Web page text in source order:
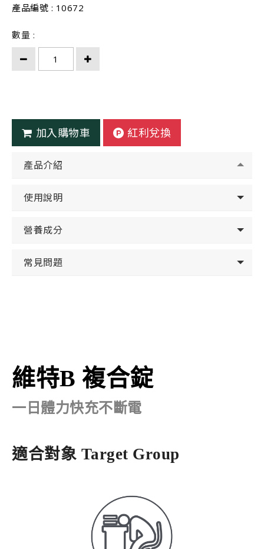
產品編號 : 10672
數量 :
加入購物車 紅利兌換
產品介紹
使用說明
營養成分
常見問題
維特B 複合錠
一日體力快充不斷電
適合對象 Target Group